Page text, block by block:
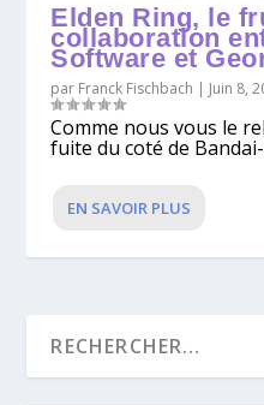
Elden Ring, le
collaboration
Software et
par Franck Fischbach | Juin 8,
Comme nous vous le
fuite du coté de
EN SAVOIR PLUS